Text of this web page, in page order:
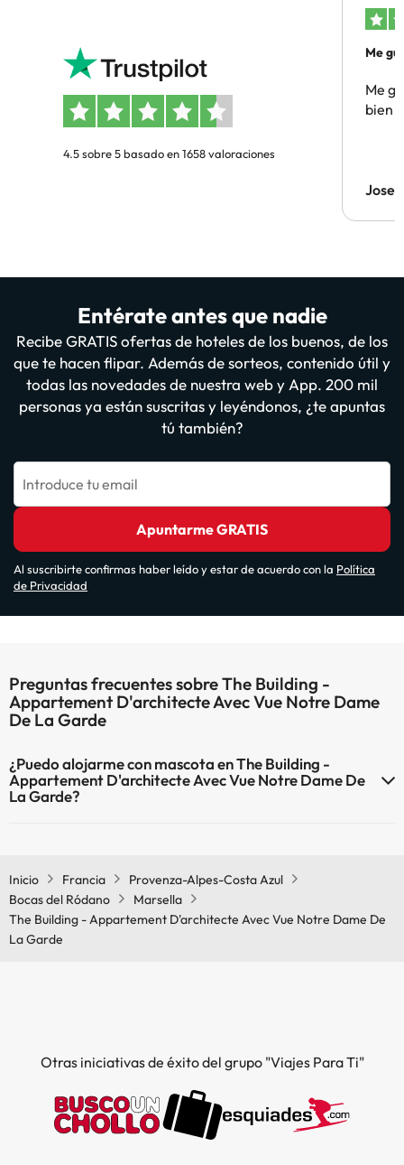
4.5 sobre 5 basado en 1658 valoraciones
Me
Me
bien
Jose
Entérate antes que nadie
Recibe GRATIS ofertas de hoteles de los buenos, de los
que te hacen flipar. Además de sorteos, contenido útil y
todas las novedades de nuestra web y App. 200 mil
personas ya están suscritas y leyéndonos, ¿te apuntas
tú también?
Introduce tu email
Apuntarme GRATIS
Al suscribirte confirmas haber leído y estar de acuerdo con la Política
de Privacidad
Preguntas frecuentes sobre The Building -
Appartement D'architecte Avec Vue Notre Dame
De La Garde
¿Puedo alojarme con mascota en The Building -
Appartement D'architecte Avec Vue Notre Dame De
La Garde?
Inicio
Francia
Provenza-Alpes-Costa Azul
Bocas del Ródano
Marsella
The Building - Appartement D'architecte Avec Vue Notre Dame De
La Garde
Otras iniciativas de éxito del grupo "Viajes Para Ti"